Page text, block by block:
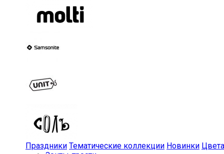
Праздники Тематические коллекции Новинки Цвета